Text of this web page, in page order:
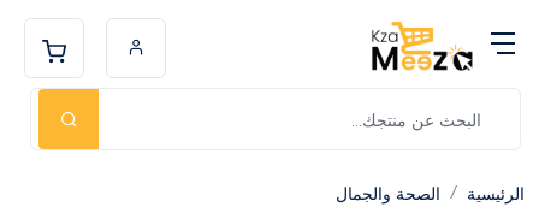
الرئيسية الصحة والجمال